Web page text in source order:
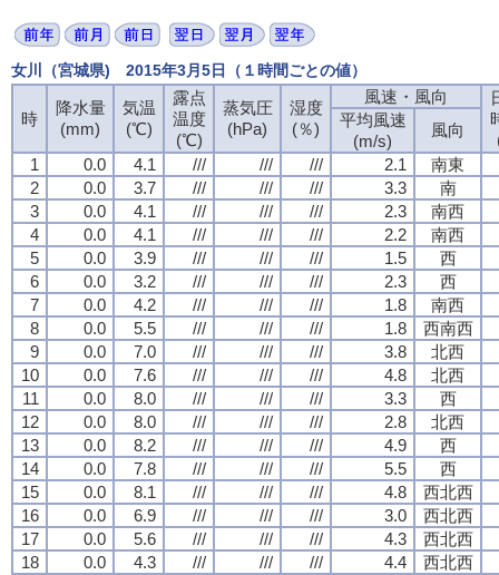
女川（宮城県) 2015年3月5日（１時間ごとの値）
時
降水量
(mm)
気温
(℃)
露点
温度
(℃)
蒸気圧
(hPa)
湿度
(％)
風速・風向
平均風速
(m/s)
風向
1
0.0 4.1 /// /// /// 2.1
南東
2
0.0 3.7 /// /// /// 3.3
南
3
0.0 4.1 /// /// /// 2.3
南西
4
0.0 4.1 /// /// /// 2.2
南西
5
0.0 3.9 /// /// /// 1.5
西
6
0.0 3.2 /// /// /// 2.3
西
7
0.0 4.2 /// /// /// 1.8
南西
8
0.0 5.5 /// /// /// 1.8
西南西
9
0.0 7.0 /// /// /// 3.8
北西
10
0.0 7.6 /// /// /// 4.8
北西
11
0.0 8.0 /// /// /// 3.3
西
12
0.0 8.0 /// /// /// 2.8
北西
13
0.0 8.2 /// /// /// 4.9
西
14
0.0 7.8 /// /// /// 5.5
西
15
0.0 8.1 /// /// /// 4.8
西北西
16
0.0 6.9 /// /// /// 3.0
西北西
17
0.0 5.6 /// /// /// 4.3
西北西
18
0.0 4.3 /// /// /// 4.4
西北西